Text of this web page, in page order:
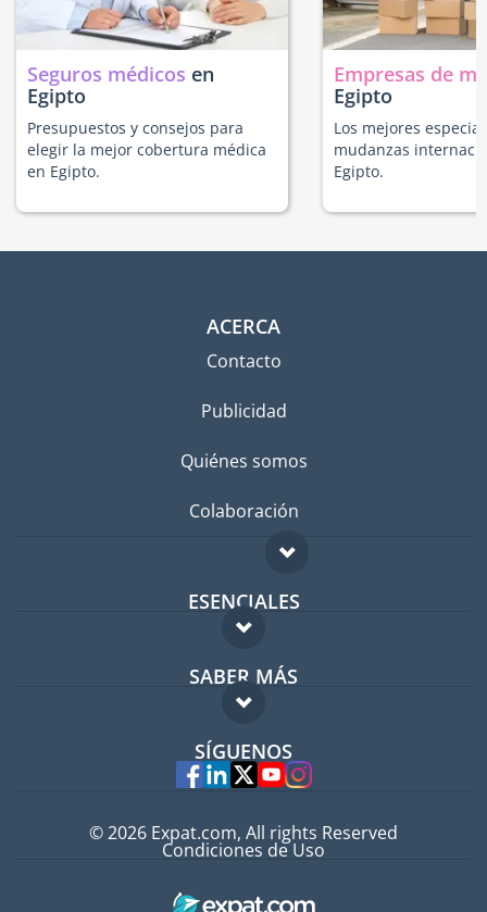
Seguros médicos en
Egipto
Presupuestos y consejos para
elegir la mejor cobertura médica
en Egipto.
Empresas de
Egipto
Los mejores
mudanzas
Egipto.
ACERCA
Contacto
Publicidad
Quiénes somos
Colaboración
ESENCIALES
Foro para expatriados
Guía para expatriados
Trabajos en el extranjero
SABER MÁS
FAQ
Expertos
SÍGUENOS
© 2026 Expat.com, All rights Reserved
Condiciones de Uso